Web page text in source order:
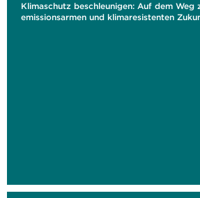
Klimaschutz beschleunigen: Auf dem Weg
emissionsarmen und klimaresistenten